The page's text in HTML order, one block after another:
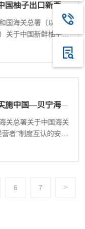
国柚子出口新西兰
国海关总署（以下称
关于中国新鲜柚子输
以下相关要求的中国
施中国—贝宁海关
关总署关于中国海关
者”制度互认的安
8月1日起正式实施。
6 7 >